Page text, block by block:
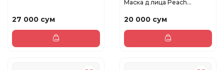
27 000 сум
Маска д лица Peach
20 000 сум